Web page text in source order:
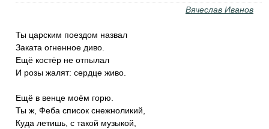
Вячеслав Иванов
Ты царским поездом назвал
Заката огненное диво.
Ещё костёр не отпылал
И розы жалят: сердце живо.
Ещё в венце моём горю.
Ты ж, Феба список снежноликий,
Куда летишь, с такой музыкой,